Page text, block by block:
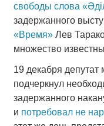
свободы слова
задержанного
«Время»Лев
множество
19 декабря
подчеркнул
задержанного
и потребовал не